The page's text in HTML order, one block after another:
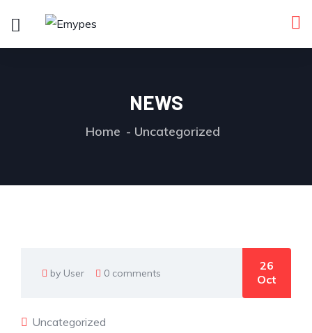
NEWS
Home Uncategorized
by User 0 comments
26
Oct
Uncategorized